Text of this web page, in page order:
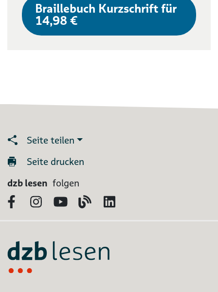
Braillebuch Kurzschrift für
14,98 €
Seite teilen
Seite drucken
dzb lesen folgen
FacebookInstagram
YouTubeBlog